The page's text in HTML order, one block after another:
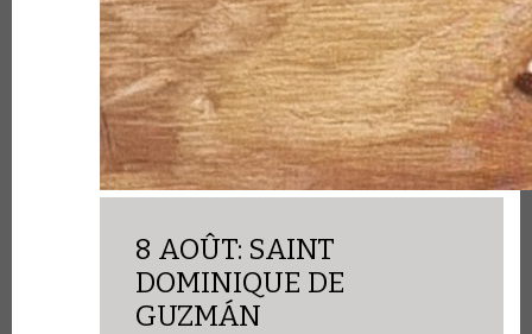
8 AOÛT: SAINT
DOMINIQUE DE
GUZMÁN